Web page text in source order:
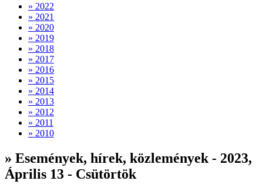
» 2022
» 2021
» 2020
» 2019
» 2018
» 2017
» 2016
» 2015
» 2014
» 2013
» 2012
» 2011
» 2010
» Események, hírek, közlemények - 2023,
Április 13 - Csütörtök